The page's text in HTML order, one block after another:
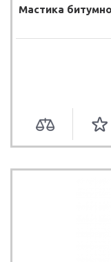
Мастика